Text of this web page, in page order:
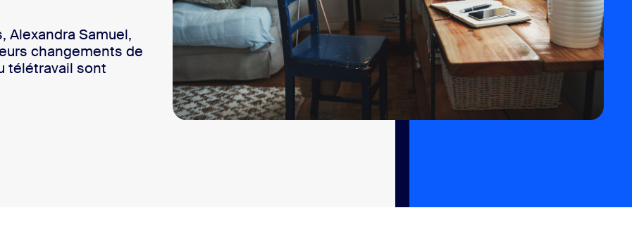
Samuel,
changements de
télétravail sont